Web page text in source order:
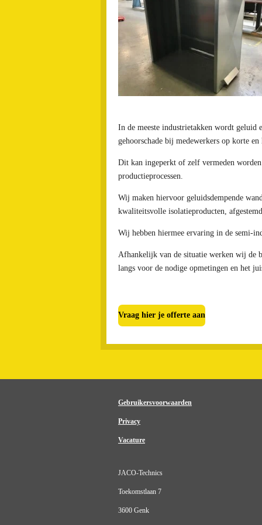
In de meeste industrietakken wordt geluid
gehoorschade bij medewerkers op korte en
Dit kan ingeperkt of zelf vermeden
productieprocessen.
Wij maken hiervoor geluidsdempende
kwaliteitsvolle isolatieproducten,
Wij hebben hiermee ervaring in de semi-
Afhankelijk van de situatie werken wij de
langs voor de nodige opmetingen en het
Vraag hier je offerte aan
Gebruikersvoorwaarden
Privacy
Vacature
JACO-Technics
Toekomstlaan 7
3600 Genk